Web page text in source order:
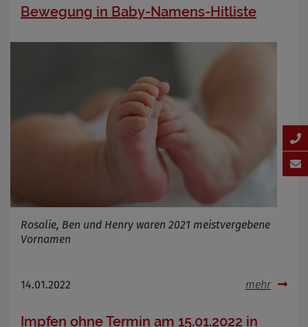
Bewegung in Baby-Namens-Hitliste
Rosalie, Ben und Henry waren 2021 meistvergebene
Vornamen
14.01.2022 mehr
Impfen ohne Termin am 15.01.2022 in